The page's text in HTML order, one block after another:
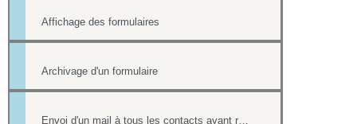
Affichage des formulaires
Archivage d'un formulaire